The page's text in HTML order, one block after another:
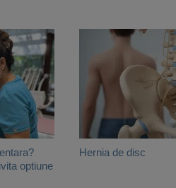
optiune
Hernia de disc